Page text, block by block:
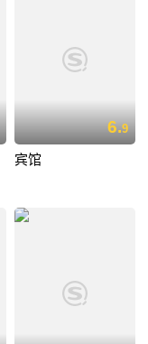
6.9
宾馆